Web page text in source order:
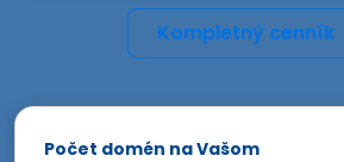
Kompletný cenník
Počet domén na Vašom